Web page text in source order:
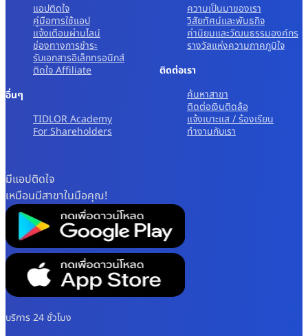
แอปติดใจ
คู่มือการใช้แอป
แจ้งเตือนผ่านไลน์
ช่องทางการชำระ
รับเอกสารอิเล็กทรอนิกส์
ติดใจ Affiliate
อื่นๆ
TIDLOR Academy
For Shareholders
ความเป็นมาของเรา
วิสัยทัศน์และพันธกิจ
ค่านิยมและวัฒนธรรมองค์กร
รางวัลแห่งความภาคภูมิใจ
ติดต่อเรา
ค้นหาสาขา
ติดต่อเงินติดล้อ
แจ้งเบาะแส / ร้องเรียน
ทํางานกับเรา
มีแอปติดใจ
เหมือนมีสาขาในมือคุณ!
บริการ 24 ชั่วโมง